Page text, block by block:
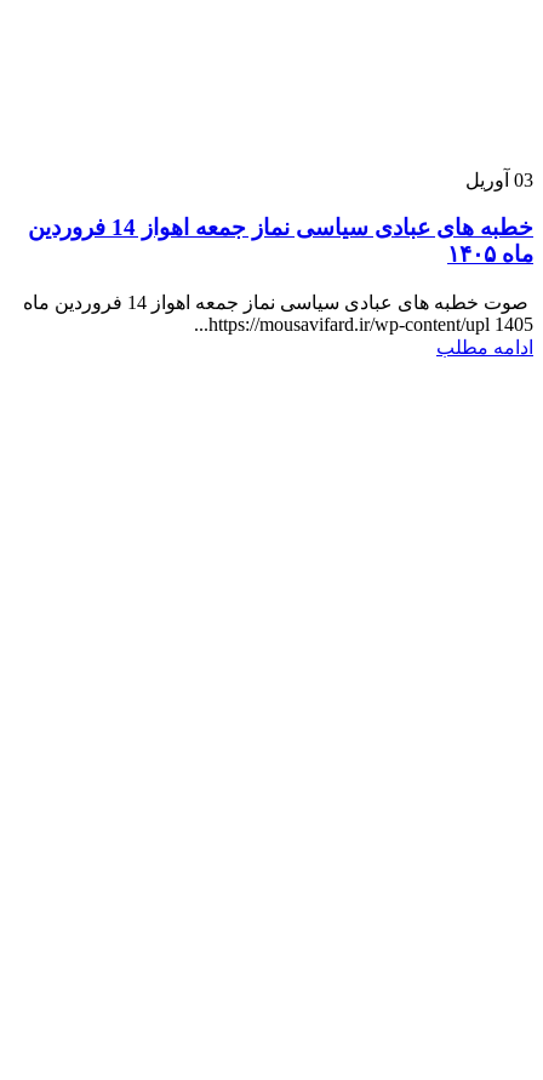
03 آوریل
خطبه های عبادی سیاسی نماز جمعه اهواز 14 فروردین
ماه ۱۴۰۵
صوت خطبه های عبادی سیاسی نماز جمعه اهواز 14 فروردین ماه
1405 https://mousavifard.ir/wp-content/upl...
ادامه مطلب